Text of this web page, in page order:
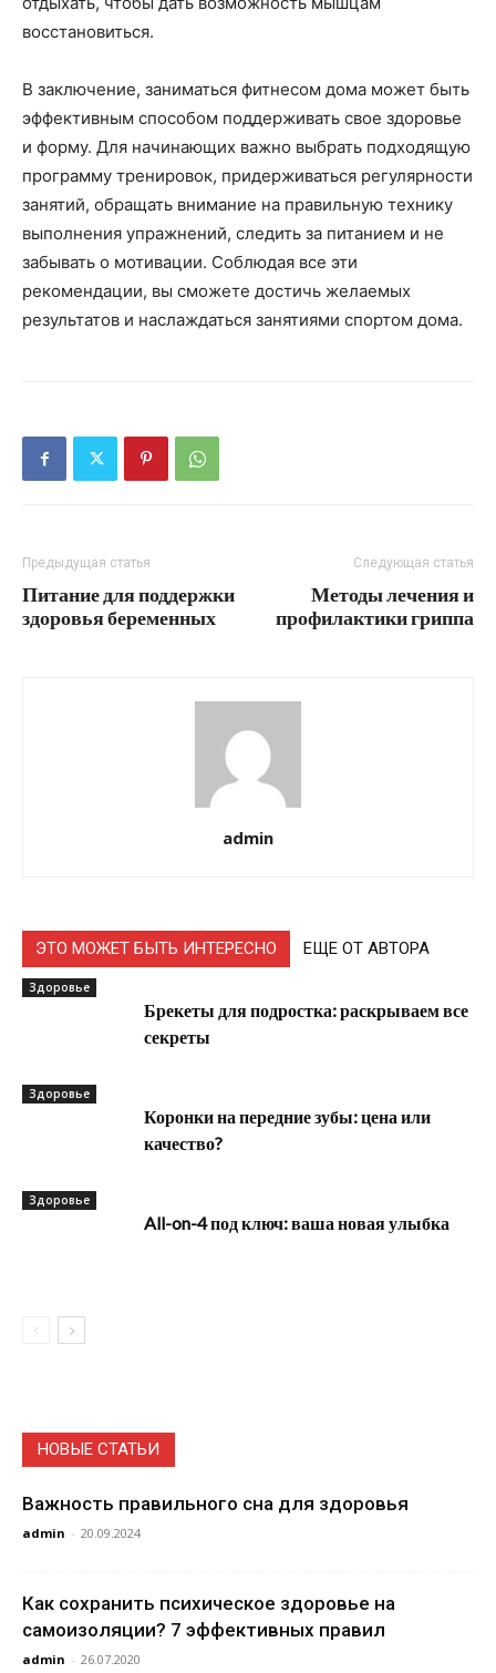
восстановиться.
В заключение, заниматься фитнесом дома может быть
эффективным способом поддерживать свое здоровье
и форму. Для начинающих важно выбрать подходящую
программу тренировок, придерживаться регулярности
занятий, обращать внимание на правильную технику
выполнения упражнений, следить за питанием и не
забывать о мотивации. Соблюдая все эти
рекомендации, вы сможете достичь желаемых
результатов и наслаждаться занятиями спортом дома.
Предыдущая статья
Питание для поддержки
здоровья беременных
Следующая статья
Методы лечения и
профилактики гриппа
admin
ЭТО МОЖЕТ БЫТЬ ИНТЕРЕСНО ЕЩЕ ОТ АВТОРА
Здоровье
Брекеты для подростка: раскрываем все
секреты
Здоровье
Коронки на передние зубы: цена или
качество?
Здоровье
All-on-4 под ключ: ваша новая улыбка
НОВЫЕ СТАТЬИ
Важность правильного сна для здоровья
admin - 20.09.2024
Как сохранить психическое здоровье на
самоизоляции? 7 эффективных правил
admin - 26.07.2020